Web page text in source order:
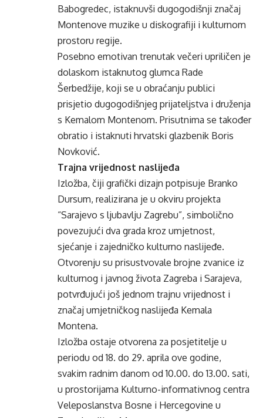
Babogredec, istaknuvši dugogodišnji značaj
Montenove muzike u diskografiji i kulturnom
prostoru regije.
Posebno emotivan trenutak večeri upriličen je
dolaskom istaknutog glumca Rade
Šerbedžije, koji se u obraćanju publici
prisjetio dugogodišnjeg prijateljstva i druženja
s Kemalom Montenom. Prisutnima se također
obratio i istaknuti hrvatski glazbenik Boris
Novković.
Trajna vrijednost naslijeđa
Izložba, čiji grafički dizajn potpisuje Branko
Dursum, realizirana je u okviru projekta
“Sarajevo s ljubavlju Zagrebu”, simbolično
povezujući dva grada kroz umjetnost,
sjećanje i zajedničko kulturno naslijeđe.
Otvorenju su prisustvovale brojne zvanice iz
kulturnog i javnog života Zagreba i Sarajeva,
potvrđujući još jednom trajnu vrijednost i
značaj umjetničkog naslijeđa Kemala
Montena.
Izložba ostaje otvorena za posjetitelje u
periodu od 18. do 29. aprila ove godine,
svakim radnim danom od 10.00. do 13.00. sati,
u prostorijama Kulturno-informativnog centra
Veleposlanstva Bosne i Hercegovine u